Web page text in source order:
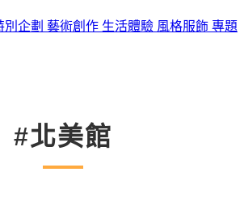
別企劃 藝術創作 生活體驗 風格服飾 專題
#北美館